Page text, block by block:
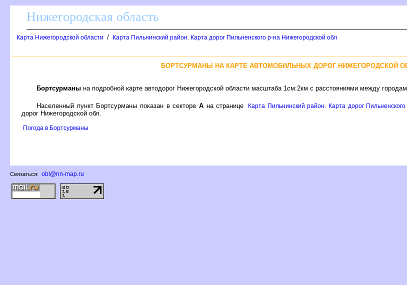
Нижегородская область
Карта Нижегородской области / Карта Пильнинский район. Карта дорог Пильненского р-на Нижегородской обл
БОРТСУРМАНЫ НА КАРТЕ АВТОМОБИЛЬНЫХ ДОРОГ НИЖЕГОРОДСКОЙ
Бортсурманы на подробной карте автодорог Нижегородской области масштаба 1см:2км с расстояниями между
Населенный пункт Бортсурманы показан в секторе А на странице Карта Пильнинский район. Карта дорог
дорог Нижегородской обл.
Погода в Бортсурманы
Связаться: obl@nn-map.ru